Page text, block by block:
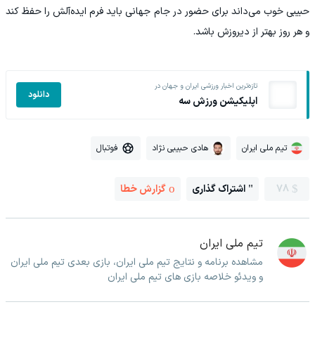
حبیبی خوب می‌داند برای حضور در جام جهانی باید فرم ایده‌آلش را حفظ کند
و هر روز بهتر از دیروزش باشد.
تازه‌ترین اخبار ورزشی ایران و جهان در
اپلیکیشن ورزش سه دانلود
تیم ملی ایران هادی حبیبی نژاد فوتبال
78 اشتراک گذاری گزارش خطا
تیم ملی ایران
مشاهده برنامه و نتایج تیم ملی ایران، بازی بعدی تیم ملی ایران
و ویدئو خلاصه بازی های تیم ملی ایران